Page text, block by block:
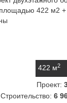
422 м2
Проект:
Строительство: 6